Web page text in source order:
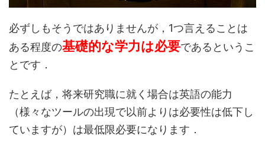
必ずしもそうではありませんが，1つ言えることは
ある程度の基礎的な学力は必要であるというこ
とです．
たとえば，将来研究職に就く場合は英語の能力
（様々なツールの出現で以前よりは必要性は低下し
ていますが）は最低限必要になります．